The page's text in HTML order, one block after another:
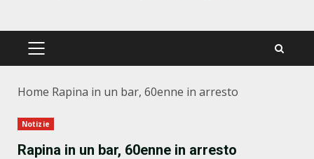
PRIMÄRES
Home Rapina in un bar, 60enne in arresto
Notizie
Rapina in un bar, 60enne in arresto